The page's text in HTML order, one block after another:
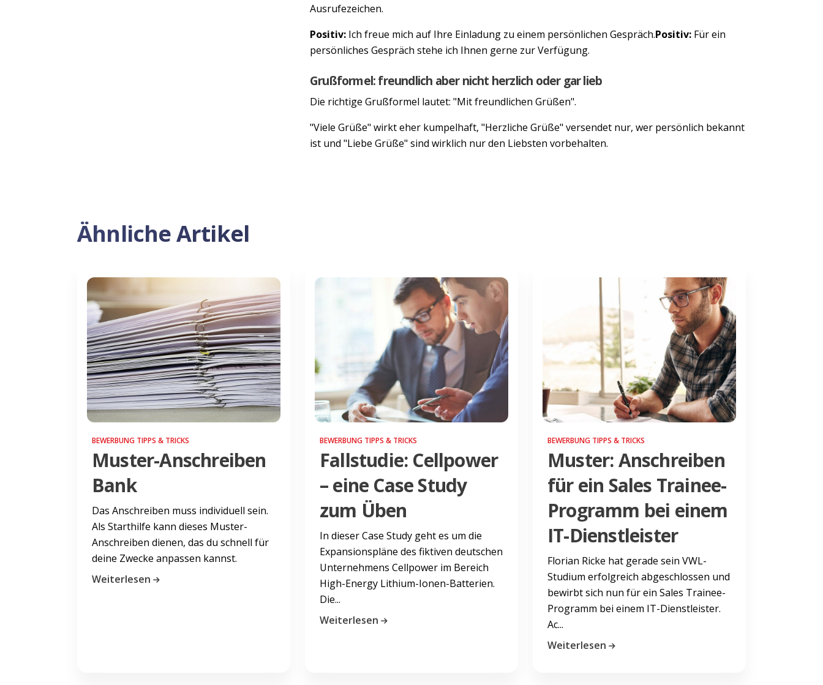
Ausrufezeichen.
Positiv: Ich freue mich auf Ihre Einladung zu einem persönlichen Gespräch.Positiv: Für ein
persönliches Gespräch stehe ich Ihnen gerne zur Verfügung.
Grußformel: freundlich aber nicht herzlich oder gar lieb
Die richtige Grußformel lautet: "Mit freundlichen Grüßen".
"Viele Grüße" wirkt eher kumpelhaft, "Herzliche Grüße" versendet nur, wer persönlich bekannt
ist und "Liebe Grüße" sind wirklich nur den Liebsten vorbehalten.
Ähnliche Artikel
BEWERBUNG TIPPS & TRICKS
Muster-Anschreiben
Bank
Das Anschreiben muss individuell sein.
Als Starthilfe kann dieses Muster-
Anschreiben dienen, das du schnell für
deine Zwecke anpassen kannst.
Weiterlesen
BEWERBUNG TIPPS & TRICKS
Fallstudie: Cellpower
– eine Case Study
zum Üben
In dieser Case Study geht es um die
Expansionspläne des fiktiven deutschen
Unternehmens Cellpower im Bereich
High-Energy Lithium-Ionen-Batterien.
Die...
Weiterlesen
BEWERBUNG TIPPS & TRICKS
Muster: Anschreiben
für ein Sales Trainee-
Programm bei einem
IT-Dienstleister
Florian Ricke hat gerade sein VWL-
Studium erfolgreich abgeschlossen und
bewirbt sich nun für ein Sales Trainee-
Programm bei einem IT-Dienstleister.
Ac...
Weiterlesen